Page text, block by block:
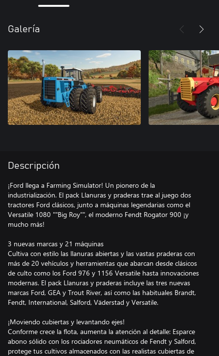
Galería
Descripción
¡Ford llega a Farming Simulator! Un pionero de la
industrialización. El pack Llanuras y praderas trae al juego dos
tractores Ford clásicos, junto a máquinas legendarias como el
Versatile 1080 ""Big Roy"", el moderno Fendt Rogator 900 ¡y
mucho más!
3 nuevas marcas y 21 máquinas
Cultiva con estilo las llanuras abiertas y las vastas praderas con
más de 20 vehículos y herramientas que abarcan desde clásicos
de culto como los Ford 976 y 1156 Versatile hasta innovaciones
modernas. El pack Llanuras y praderas incluye las tres nuevas
marcas Ford, GEA y Trout River, así como las habituales Brandt,
Fendt, International, Salford, Väderstad y Versatile.
¡Moviendo cubiertas y levantando ejes!
Conforme crece la flota, aumenta la atención al detalle: Esparce
abono sólido con los rociadores neumáticos de Fendt y Salford,
protege tus cultivos almacenados con las realistas cubiertas de